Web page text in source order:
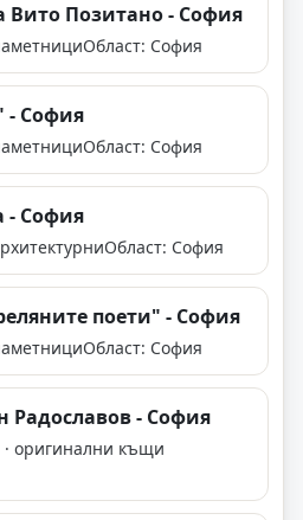
Вито Позитано - София
Област: София
- София
Област: София
- София
Област: София
поети" - София
Област: София
Радославов - София
· оригинални къщи